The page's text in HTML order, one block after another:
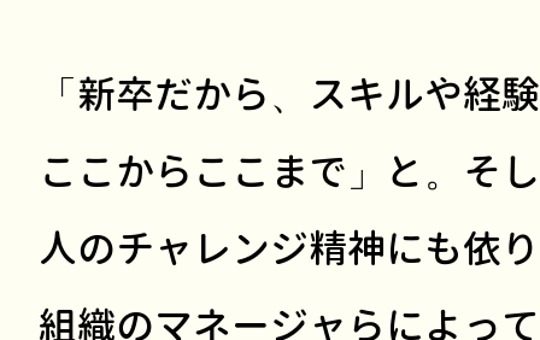
「新卒だから、スキルや経
ここからここまで」と。そ
人のチャレンジ精神にも依
組織のマネージャらによっ